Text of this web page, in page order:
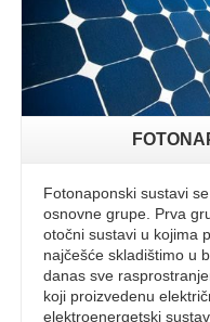
Fotonaponski sustavi
osnovne grupe. Prva
otočni sustavi u kojima
najčešće skladištimo u
danas sve
koji proizvedenu
elektroenergetski